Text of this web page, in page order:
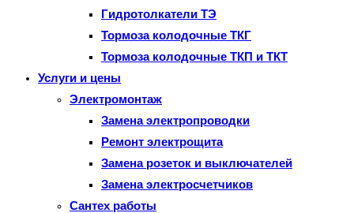
Гидротолкатели ТЭ
Тормоза колодочные ТКГ
Тормоза колодочные ТКП и ТКТ
Услуги и цены
Электромонтаж
Замена электропроводки
Ремонт электрощита
Замена розеток и выключателей
Замена электросчетчиков
Сантех работы